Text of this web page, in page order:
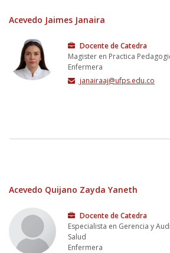
Acevedo Jaimes Janaira
Docente de Catedra
Magister en Practica
Enfermera
janairaaj@ufps.edu.co
Acevedo Quijano Zayda Yaneth
Docente de Catedra
Especialista en Gerencia y
Salud
Enfermera